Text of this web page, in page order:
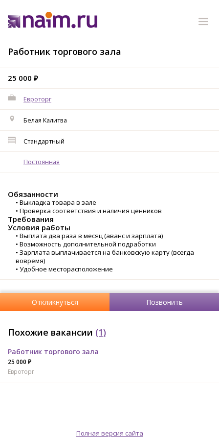
Работник торгового зала
25 000 ₽
Евроторг
Белая Калитва
Стандартный
Постоянная
Обязанности
• Выкладка товара в зале
• Проверка соответствия и наличия ценников
Требования
Условия работы
• Выплата два раза в месяц (аванс и зарплата)
• Возможность дополнительной подработки
• Зарплата выплачивается на банковскую карту (всегда
вовремя)
• Удобное месторасположение
Откликнуться Позвонить
Похожие вакансии (1)
Работник торгового зала
25 000 ₽
Евроторг
Полная версия сайта